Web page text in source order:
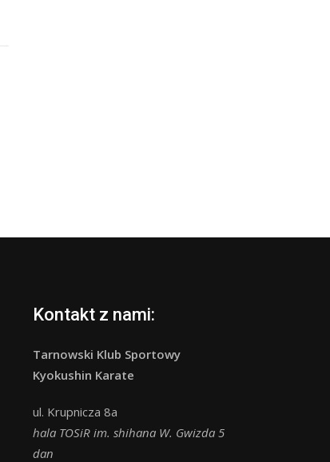
Kontakt z nami:
Tarnowski Klub Sportowy
Kyokushin Karate
ul. Krupnicza 8a
hala TOSiR im. shihana W. Gwizda 5
dan